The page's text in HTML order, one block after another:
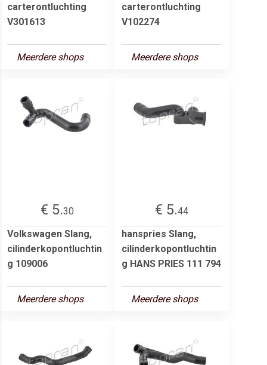
carterontluchting
V301613
Meerdere shops
carterontluchting
V102274
Meerdere shops
€ 5.30
Volkswagen Slang,
cilinderkopontluchtin
g 109006
Meerdere shops
€ 5.44
hanspries Slang,
cilinderkopontluchtin
g HANS PRIES 111 794
Meerdere shops